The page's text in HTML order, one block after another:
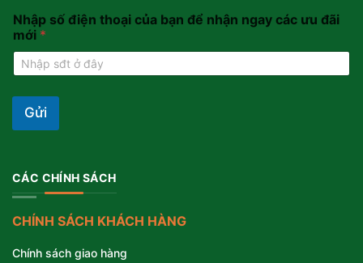
Nhập số điện thoại của bạn để nhận ngay các ưu đãi
mới *
Gửi
CÁC CHÍNH SÁCH
CHÍNH SÁCH KHÁCH HÀNG
Chính sách giao hàng